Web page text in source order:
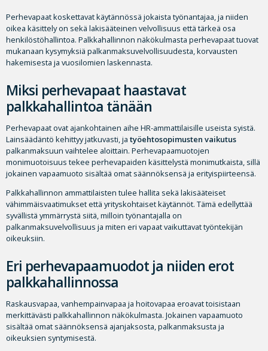
Perhevapaat koskettavat käytännössä jokaista työnantajaa, ja niiden
oikea käsittely on sekä lakisääteinen velvollisuus että tärkeä osa
henkilöstöhallintoa. Palkkahallinnon näkökulmasta perhevapaat tuovat
mukanaan kysymyksiä palkanmaksuvelvollisuudesta, korvausten
hakemisesta ja vuosilomien laskennasta.
Miksi perhevapaat haastavat
palkkahallintoa tänään
Perhevapaat ovat ajankohtainen aihe HR-ammattilaisille useista syistä.
Lainsäädäntö kehittyy jatkuvasti, ja työehtosopimusten vaikutus
palkanmaksuun vaihtelee aloittain. Perhevapaamuotojen
monimuotoisuus tekee perhevapaiden käsittelystä monimutkaista, sillä
jokainen vapaamuoto sisältää omat säännöksensä ja erityispiirteensä.
Palkkahallinnon ammattilaisten tulee hallita sekä lakisääteiset
vähimmäisvaatimukset että yrityskohtaiset käytännöt. Tämä edellyttää
syvällistä ymmärrystä siitä, milloin työnantajalla on
palkanmaksuvelvollisuus ja miten eri vapaat vaikuttavat työntekijän
oikeuksiin.
Eri perhevapaamuodot ja niiden erot
palkkahallinnossa
Raskausvapaa, vanhempainvapaa ja hoitovapaa eroavat toisistaan
merkittävästi palkkahallinnon näkökulmasta. Jokainen vapaamuoto
sisältää omat säännöksensä ajanjaksosta, palkanmaksusta ja
oikeuksien syntymisestä.